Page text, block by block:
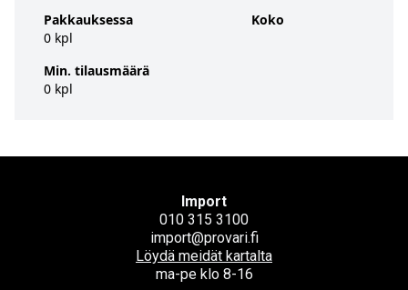
Pakkauksessa
0 kpl
Min. tilausmäärä
0 kpl
Koko
Import
010 315 3100
import@provari.fi
Löydä meidät kartalta
ma-pe klo 8-16